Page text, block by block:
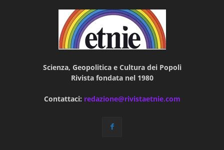
Scienza, Geopolitica e Cultura dei Popoli
Rivista fondata nel 1980
Contattaci: redazione@rivistaetnie.com